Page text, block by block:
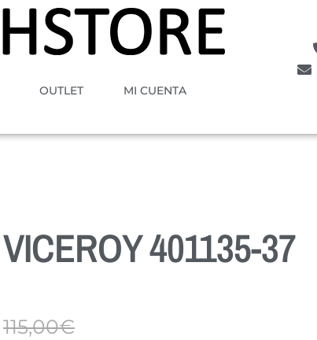
OUTLET MI CUENTA
VICEROY 401135-37
115,00€